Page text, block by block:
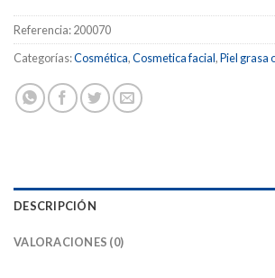
Referencia:200070
Categorías:Cosmética,Cosmetica facial,Piel grasa
DESCRIPCIÓN
VALORACIONES (0)